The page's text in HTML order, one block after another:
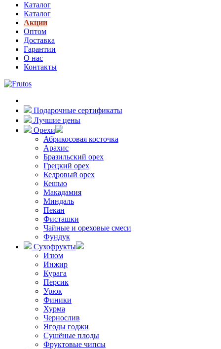
Каталог
Каталог
Акции
Оптом
Доставка
Гарантии
О нас
Контакты
Подарочные сертификаты
Лучшие цены
Орехи
Абрикосовая косточка
Арахис
Бразильский орех
Грецкий орех
Кедровый орех
Кешью
Макадамия
Миндаль
Пекан
Фисташки
Чайные и ореховые смеси
Фундук
Сухофрукты
Изюм
Инжир
Курага
Персик
Урюк
Финики
Хурма
Чернослив
Ягоды годжи
Сушёные плоды
Фруктовые чипсы